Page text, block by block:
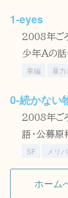
1‐eyes
2008年ご
少年Aの
掌編 暴力
0-続かない
2008年ご
語・公募
SF メリバ
ホーム